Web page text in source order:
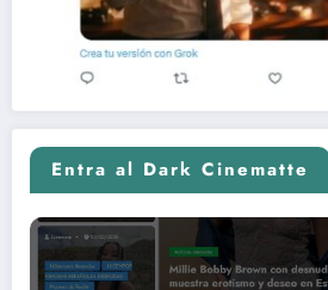
Entra al Dark Cinematte